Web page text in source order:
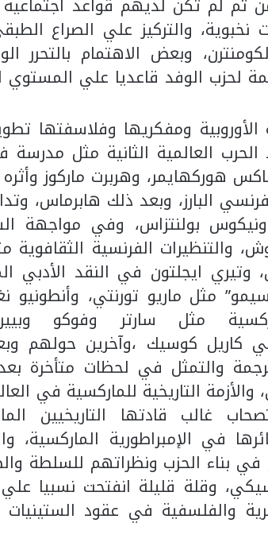
والتركيز علي الصراع
وبعض الاهتمام
لحزب الوفد قاعديا علي
ومفكريها وفلاسفتها
العالمية الثانية مثل مدرسة
البارز، وبعد ذلك هابرماس،
بولنتزاس، وفي مواجهة
والتنظيرات الفرنسية الثقافوية
وتيري ايجلتون في النقد الأدبي
مثل ماريو تورنتي،
مثل سارتر وفوكو
كاريل كوسيك ،وآخرين حولهم
والتمثل في لحظات متأخرة بعد
والأزمة التاريخية للماركسية في
غالب قادتها التاريخيين
في الإمبراطورية الماركسية،
بناء الحزب ونظراتهم للسلطة
وقلة قليلة انفتحت نسبيا
والفلسفية في عقود الستينيات